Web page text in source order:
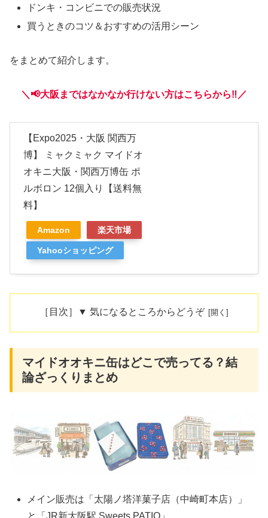
ドンキ・コンビニでの販売状況
買うときのコツ＆おすすめの活用シーン
をまとめて紹介します。
＼📢大阪まではなかなか行けない方はこちらから‼️／
【Expo2025・大阪 関西万
博】 ミャクミャク マイドオ
オキニ大阪・関西万博缶 ポ
ルボロン 12個入り【送料無
料】
Amazon 楽天市場
Yahooショッピング
［目次］▼ 気になるところからどうぞ
マイドオオキニ缶はどこで売ってる？結
論ざっくりまとめ
メイン販売は「太陽ノ塔洋菓子店（中崎町本店）」